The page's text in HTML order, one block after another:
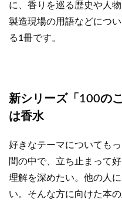
に、香りを巡る歴史や人
製造現場の用語などにつ
る1冊です。
新シリーズ「100の
は香水
好きなテーマについても
間の中で、立ち止まって
理解を深めたい。他の人
い。そんな方に向けた本